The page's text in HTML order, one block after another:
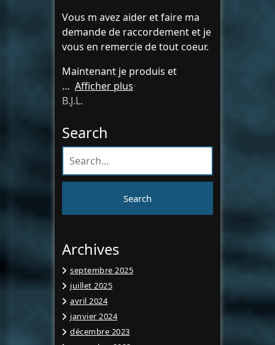
Vous m avez aider et faire ma
demande de raccordement et je
vous en remercie de tout coeur.
Maintenant je produis et
Afficher plus
B.J.L.
Search
Archives
septembre 2025
juillet 2025
avril 2024
janvier 2024
décembre 2023